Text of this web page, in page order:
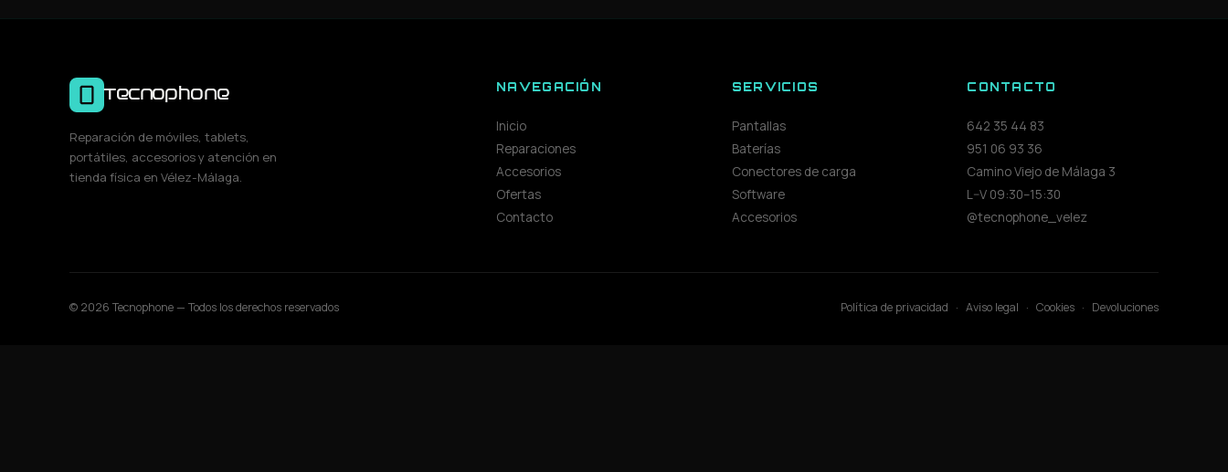
Tecnophone
Reparación de móviles, tablets,
portátiles, accesorios y atención en
tienda física en Vélez-Málaga.
NAVEGACIÓN
Inicio
Reparaciones
Accesorios
Ofertas
Contacto
SERVICIOS
Pantallas
Baterías
Conectores de carga
Software
Accesorios
CONTACTO
642 35 44 83
951 06 93 36
Camino Viejo de Málaga 3
L–V 09:30–15:30
@tecnophone_velez
© 2026 Tecnophone — Todos los derechos reservados Política de privacidad · Aviso legal · Cookies · Devoluciones